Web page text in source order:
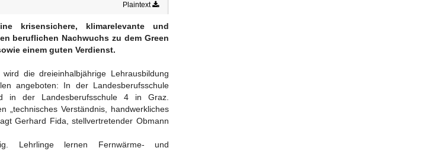
Plaintext
krisensichere, klimarelevante und
beruflichen Nachwuchs zu dem Green
einem guten Verdienst.
die dreieinhalbjährige Lehrausbildung
angeboten: In der Landesberufsschule
in der Landesberufsschule 4 in Graz.
„technisches Verständnis, handwerkliches
Gerhard Fida, stellvertretender Obmann
Lehrlinge lernen Fernwärme- und